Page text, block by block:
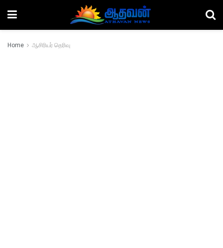
Home ஆசிரியர் தெரிவு